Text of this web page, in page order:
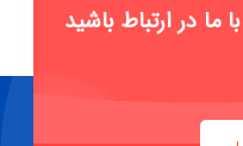
در ارتباط باشید